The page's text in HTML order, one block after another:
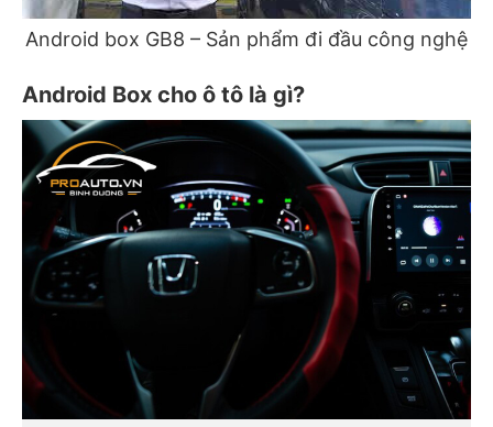
Android box GB8 – Sản phẩm đi đầu công nghệ
Android Box cho ô tô là gì?